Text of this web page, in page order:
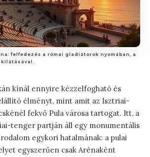
felfedezés a római gladiátorok nyomában, a
kínál ennyire kézzelfogható és
élményt, mint amit az Isztriai-
fekvő Pula városa tartogat. Itt, a
tenger partján áll egy monumentális
egykori hatalmának: a pulai
egyszerűen csak Arénaként